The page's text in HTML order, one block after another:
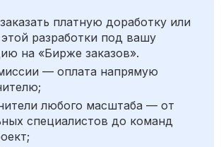
платную доработку или
разработки под вашу
на «Бирже заказов».
— оплата напрямую
любого масштаба — от
специалистов до команд